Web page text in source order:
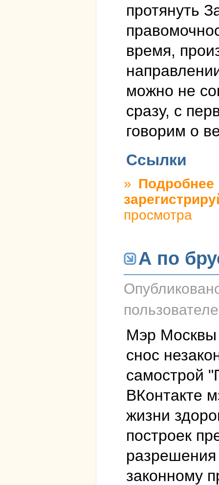
протянуть
время,
можно не
сразу, с
говорим о
Ссылки
» Подробнее
просмотра
А по
Мэр Москвы
снос
самострой
ВКонтакте
жизни
построек
разрешения
законному